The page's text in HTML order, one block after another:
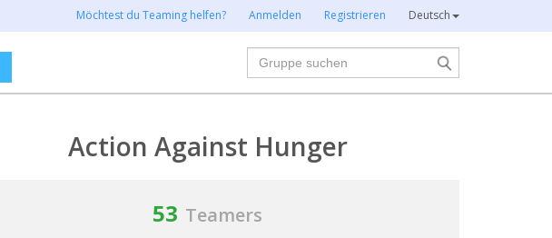
Möchtest du Teaming helfen? Anmelden Registrieren Deutsch
Suche
Action Against Hunger
53 Teamers